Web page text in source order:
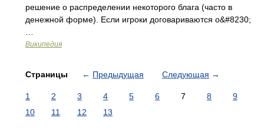
решение о распределении некоторого блага (часто в
денежной форме). Если игроки договариваются о&#8230;
Википедия
Страницы ← Предыдущая Следующая →
1 2 3 4 5 6 7 8
9
10
11 12 13